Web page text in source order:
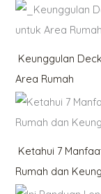
Keunggulan
Area Rumah
Ketahui 7
Rumah dan